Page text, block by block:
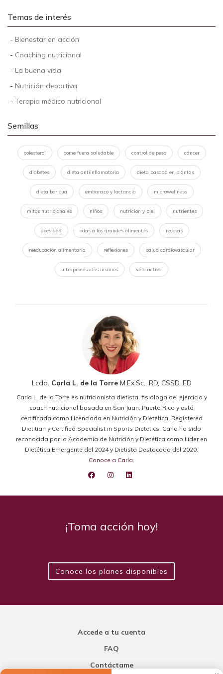
Temas de interés
- Bienestar en acción
- Coaching nutricional
- La buena vida
- Nutrición deportiva
- Terapia médico nutricional
Semillas
colesterol come fuera saludable control de peso cáncer
diabetes dieta antiinflamatoria dieta basada en plantas
dieta boricua embarazo y lactancia microwellness
mitos nutricionales niños nutrición y piel nutrientes
obesidad odas a los grandes alimentos recetas
reeducación alimentaria reflexiones salud cardiovascular
ultraprocesados insanos vida activa
Lcda. Carla L. de la TorreM.Ex.Sc., RD, CSSD, ED
Carla L. de la Torre es nutricionista dietista, fisióloga del ejercicio y
coach nutricional basada en San Juan, Puerto Rico y está
certificada como Licenciada en Nutrición y Dietética, Registered
Dietitian y Certified Specialist in Sports Dietetics. Carla ha sido
reconocida por la Academia de Nutrición y Dietética como Líder en
Dietética Emergente del 2024 y Dietista Destacada del 2020.
Conoce a Carla.
¡Toma acción hoy!
Conoce los planes disponibles
Accede a tu cuenta
FAQ
Contáctame